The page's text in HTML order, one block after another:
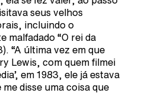
seus velhos
incluindo o
malfadado “O rei da
“A última vez em que
Lewis, com quem filmei
em 1983, ele já estava
me disse uma coisa que